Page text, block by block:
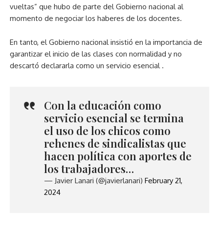
vueltas” que hubo de parte del Gobierno nacional al
momento de negociar los haberes de los docentes.
En tanto, el Gobierno nacional insistió en la importancia de
garantizar el inicio de las clases con normalidad y no
descartó declararla como un servicio esencial .
Con la educación como
servicio esencial se termina
el uso de los chicos como
rehenes de sindicalistas que
hacen política con aportes de
los trabajadores…
— Javier Lanari (@javierlanari) February 21,
2024